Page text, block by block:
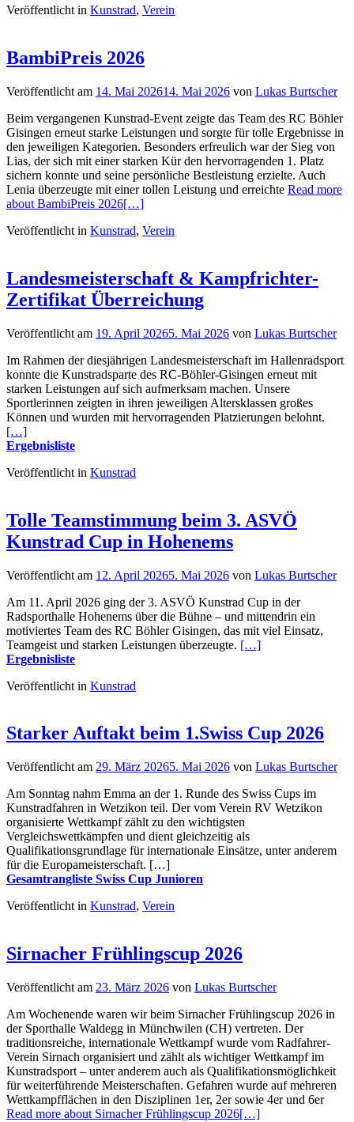
Veröffentlicht in Kunstrad, Verein
BambiPreis 2026
Veröffentlicht am 14. Mai 202614. Mai 2026 von Lukas Burtscher
Beim vergangenen Kunstrad-Event zeigte das Team des RC Böhler
Gisingen erneut starke Leistungen und sorgte für tolle Ergebnisse in
den jeweiligen Kategorien. Besonders erfreulich war der Sieg von
Lias, der sich mit einer starken Kür den hervorragenden 1. Platz
sichern konnte und seine persönliche Bestleistung erzielte. Auch
Lenia überzeugte mit einer tollen Leistung und erreichte Read more
about BambiPreis 2026[…]
Veröffentlicht in Kunstrad, Verein
Landesmeisterschaft & Kampfrichter-
Zertifikat Überreichung
Veröffentlicht am 19. April 20265. Mai 2026 von Lukas Burtscher
Im Rahmen der diesjährigen Landesmeisterschaft im Hallenradsport
konnte die Kunstradsparte des RC-Böhler-Gisingen erneut mit
starken Leistungen auf sich aufmerksam machen. Unsere
Sportlerinnen zeigten in ihren jeweiligen Altersklassen großes
Können und wurden mit hervorragenden Platzierungen belohnt.
[…]
Ergebnisliste
Veröffentlicht in Kunstrad
Tolle Teamstimmung beim 3. ASVÖ
Kunstrad Cup in Hohenems
Veröffentlicht am 12. April 20265. Mai 2026 von Lukas Burtscher
Am 11. April 2026 ging der 3. ASVÖ Kunstrad Cup in der
Radsporthalle Hohenems über die Bühne – und mittendrin ein
motiviertes Team des RC Böhler Gisingen, das mit viel Einsatz,
Teamgeist und starken Leistungen überzeugte. […]
Ergebnisliste
Veröffentlicht in Kunstrad
Starker Auftakt beim 1.Swiss Cup 2026
Veröffentlicht am 29. März 20265. Mai 2026 von Lukas Burtscher
Am Sonntag nahm Emma an der 1. Runde des Swiss Cups im
Kunstradfahren in Wetzikon teil. Der vom Verein RV Wetzikon
organisierte Wettkampf zählt zu den wichtigsten
Vergleichswettkämpfen und dient gleichzeitig als
Qualifikationsgrundlage für internationale Einsätze, unter anderem
für die Europameisterschaft. […]
Gesamtrangliste Swiss Cup Junioren
Veröffentlicht in Kunstrad, Verein
Sirnacher Frühlingscup 2026
Veröffentlicht am 23. März 2026 von Lukas Burtscher
Am Wochenende waren wir beim Sirnacher Frühlingscup 2026 in
der Sporthalle Waldegg in Münchwilen (CH) vertreten. Der
traditionsreiche, internationale Wettkampf wurde vom Radfahrer-
Verein Sirnach organisiert und zählt als wichtiger Wettkampf im
Kunstradsport – unter anderem auch als Qualifikationsmöglichkeit
für weiterführende Meisterschaften. Gefahren wurde auf mehreren
Wettkampfflächen in den Disziplinen 1er, 2er sowie 4er und 6er
Read more about Sirnacher Frühlingscup 2026[…]